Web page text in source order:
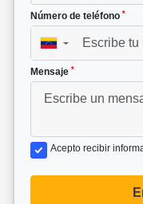
Número de teléfono *
▼
Mensaje *
Acepto recibir